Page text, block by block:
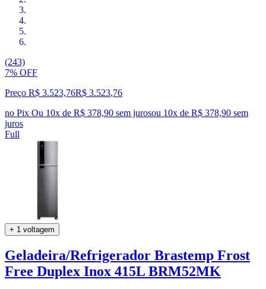
(243)
7% OFF
Preço R$ 3.523,76R$ 3.523,76
no Pix Ou 10x de R$ 378,90 sem jurosou 10x de R$ 378,90 sem
juros
Full
+ 1 voltagem
Geladeira/Refrigerador Brastemp Frost
Free Duplex Inox 415L BRM52MK